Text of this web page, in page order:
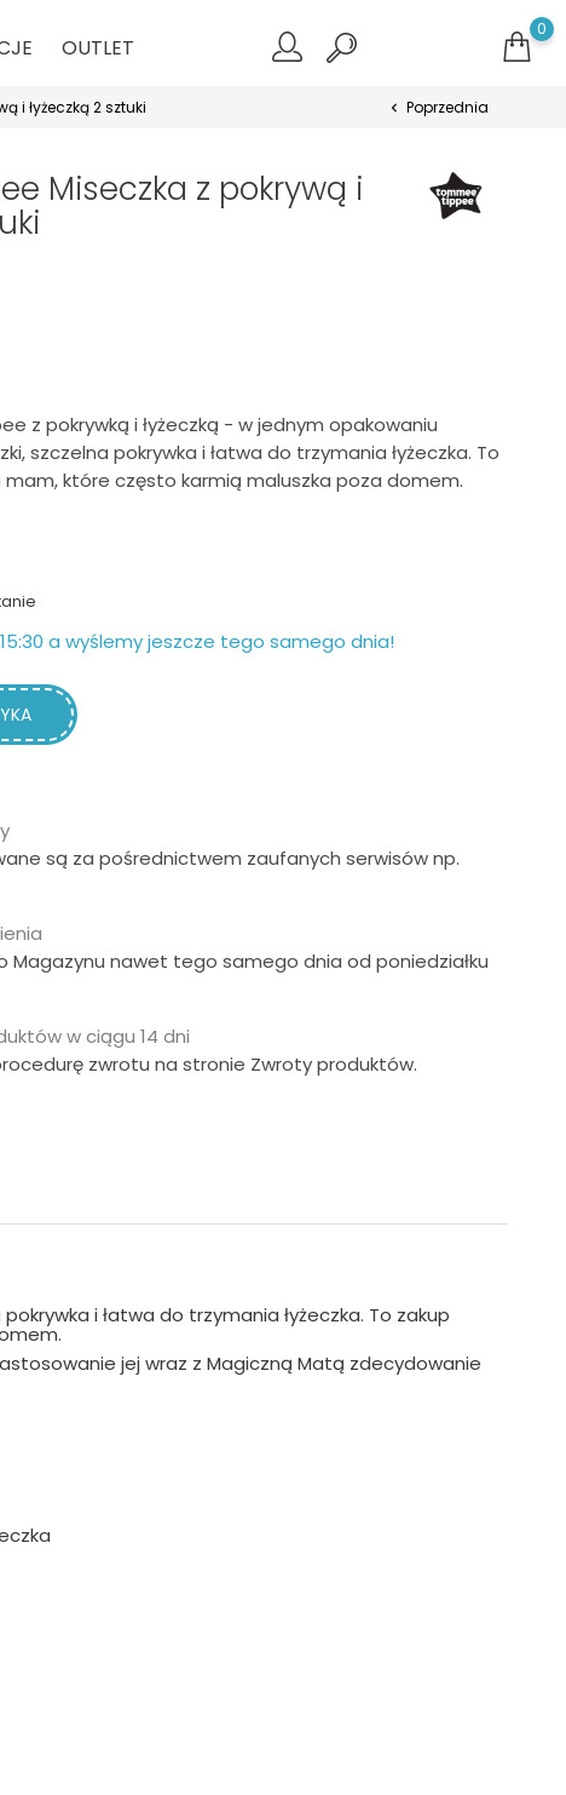
0
OUTLET
i łyżeczką 2 sztuki chevron_left Poprzednia
Miseczka z pokrywą i
z pokrywką i łyżeczką - w jednym opakowaniu
szczelna pokrywka i łatwa do trzymania łyżeczka. To
mam, które często karmią maluszka poza domem.
a wyślemy jeszcze tego samego dnia!
są za pośrednictwem zaufanych serwisów np.
Magazynu nawet tego samego dnia od poniedziałku
w ciągu 14 dni
zwrotu na stronie Zwroty produktów.
i łatwa do trzymania łyżeczka. To zakup
jej wraz z Magiczną Matą zdecydowanie